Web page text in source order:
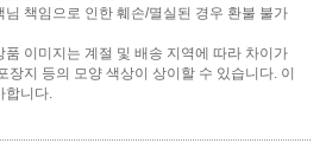
님 책임으로 인한 훼손/멸실된 경우 환불 불가
이미지는 계절 및 배송 지역에 따라 차이가
장지 등의 모양 색상이 상이할 수 있습니다. 이
합니다.